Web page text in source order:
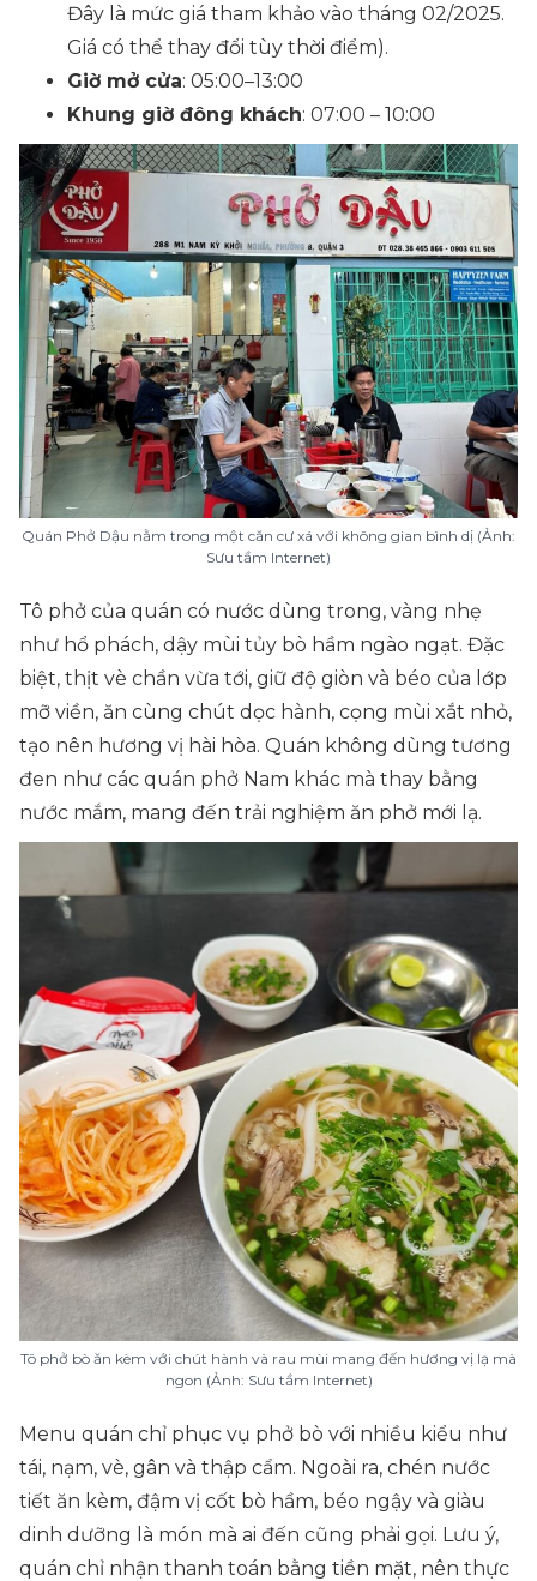
Đây là mức giá tham khảo vào tháng 02/2025.
Giá có thể thay đổi tùy thời điểm).
Giờ mở cửa: 05:00–13:00
Khung giờ đông khách: 07:00 – 10:00
Quán Phở Dậu nằm trong một căn cư xá với không gian bình dị (Ảnh:
Sưu tầm Internet)
Tô phở của quán có nước dùng trong, vàng nhẹ
như hổ phách, dậy mùi tủy bò hầm ngào ngạt. Đặc
biệt, thịt vè chần vừa tới, giữ độ giòn và béo của lớp
mỡ viền, ăn cùng chút dọc hành, cọng mùi xắt nhỏ,
tạo nên hương vị hài hòa. Quán không dùng tương
đen như các quán phở Nam khác mà thay bằng
nước mắm, mang đến trải nghiệm ăn phở mới lạ.
Tô phở bò ăn kèm với chút hành và rau mùi mang đến hương vị lạ mà
ngon (Ảnh: Sưu tầm Internet)
Menu quán chỉ phục vụ phở bò với nhiều kiểu như
tái, nạm, vè, gân và thập cẩm. Ngoài ra, chén nước
tiết ăn kèm, đậm vị cốt bò hầm, béo ngậy và giàu
dinh dưỡng là món mà ai đến cũng phải gọi. Lưu ý,
quán chỉ nhận thanh toán bằng tiền mặt, nên thực